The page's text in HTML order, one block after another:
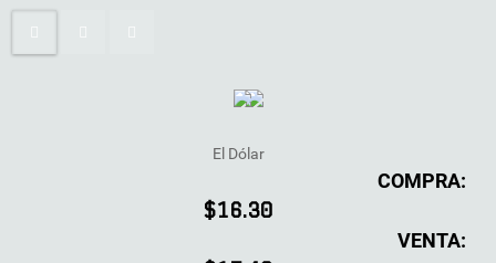
El Dólar
COMPRA:
$16.30
VENTA: